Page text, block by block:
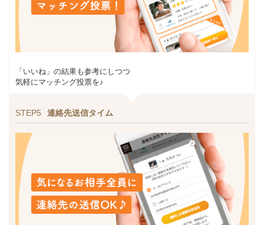
「いいね」の結果も参考にしつつ
気軽にマッチング投票を♪
STEP5 連絡先送信タイム